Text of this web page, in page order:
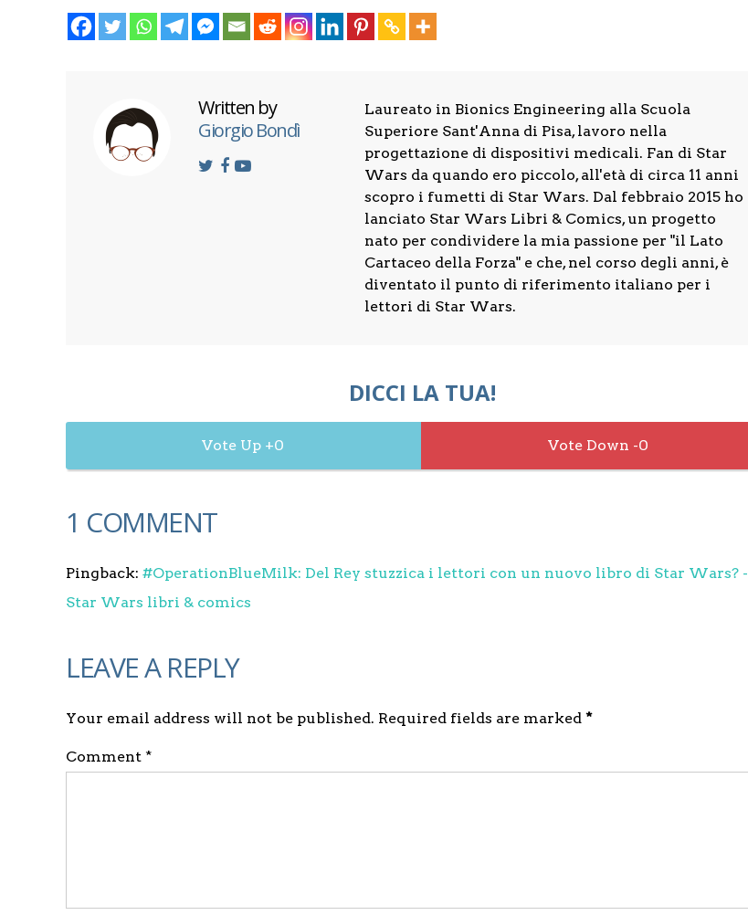
Written by
Giorgio Bondì
Laureato in Bionics Engineering alla Scuola
Superiore Sant'Anna di Pisa, lavoro nella
progettazione di dispositivi medicali. Fan di Star
Wars da quando ero piccolo, all'età di circa 11 anni
scopro i fumetti di Star Wars. Dal febbraio 2015 ho
lanciato Star Wars Libri & Comics, un progetto
nato per condividere la mia passione per "il Lato
Cartaceo della Forza" e che, nel corso degli anni, è
diventato il punto di riferimento italiano per i
lettori di Star Wars.
DICCI LA TUA!
0 0
1 COMMENT
Pingback: #OperationBlueMilk: Del Rey stuzzica i lettori con un nuovo libro di Star Wars? -
Star Wars libri & comics
LEAVE A REPLY
Your email address will not be published. Required fields are marked *
Comment *